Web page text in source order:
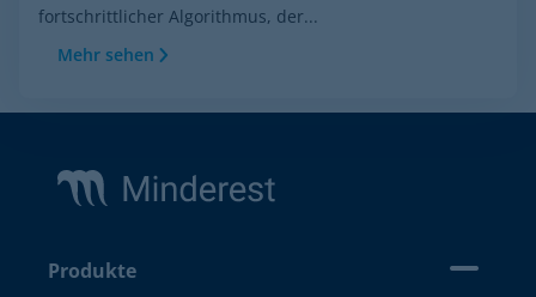
fortschrittlicher Algorithmus, der...
Mehr sehen
Produkte